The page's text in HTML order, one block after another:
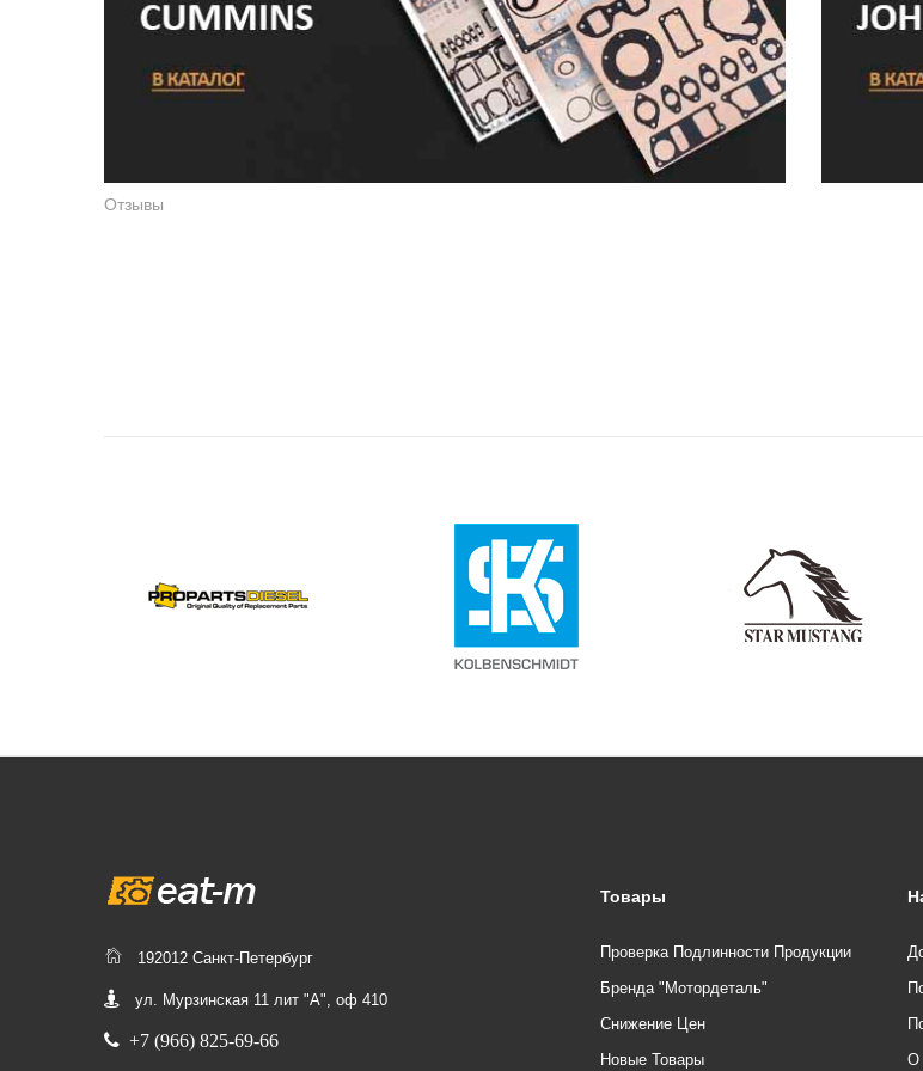
Отзывы
192012 Санкт-Петербург
ул. Мурзинская 11 лит "А", оф 410
+7 (966) 825-69-66
Товары
Проверка Подлинности Продукции
Бренда "Мотордеталь"
Снижение Цен
Новые Товары
О